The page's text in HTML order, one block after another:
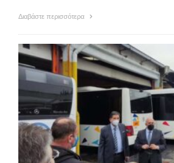
Διαβάστε περισσότερα